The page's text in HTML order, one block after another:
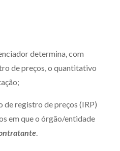
Company
por RSS
determina, com
de preços, o quantitativo
de registro de preços (IRP)
em que o órgão/entidade
.